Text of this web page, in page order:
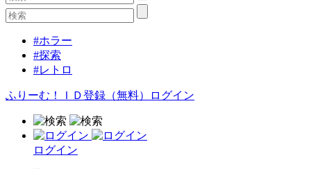
#ホラー
#探索
#レトロ
ふりーむ！ＩＤ登録（無料） ログイン
ログイン